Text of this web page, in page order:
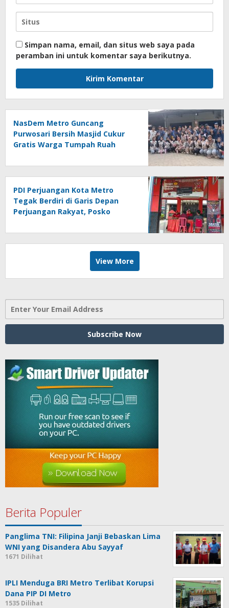
Simpan nama, email, dan situs web saya pada
peramban ini untuk komentar saya berikutnya.
NasDem Metro Guncang
Purwosari Bersih Masjid Cukur
Gratis Warga Tumpah Ruah
PDI Perjuangan Kota Metro
Tegak Berdiri di Garis Depan
Perjuangan Rakyat, Posko
Jumat, BBHAR Siap Dibentuk
View More
Berita Populer
Panglima TNI: Filipina Janji Bebaskan Lima
WNI yang Disandera Abu Sayyaf
1671 Dilihat
IPLI Menduga BRI Metro Terlibat Korupsi
Dana PIP DI Metro
1535 Dilihat